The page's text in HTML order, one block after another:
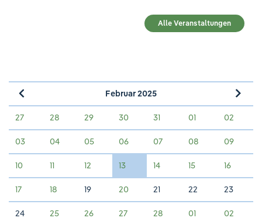
Alle Veranstaltungen
«
Februar 2025 »
27 28 29 30 31 01 02
03 04 05 06 07 08 09
10 11 12 13 14 15 16
17 18 19 20 21 22 23
24 25 26 27 28 01 02